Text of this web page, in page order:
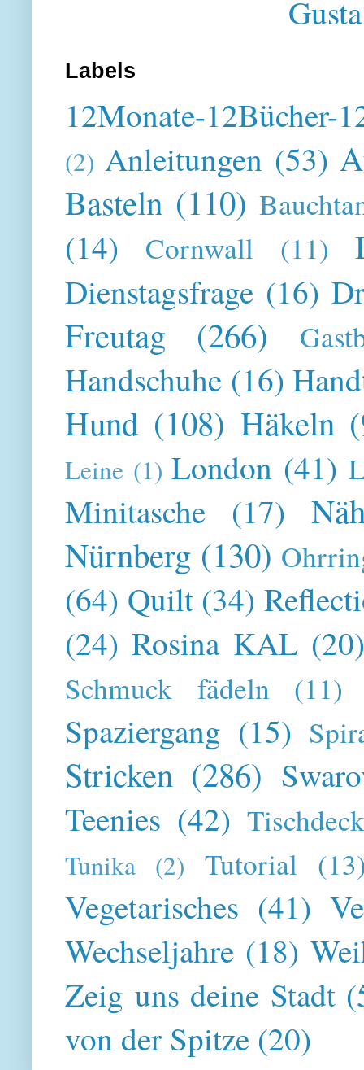
Labels
12Monate-12Bücher-
(2) Anleitungen (53)
Basteln (110)
(14) Cornwall (11)
Dienstagsfrage (16)
Freutag (266)
Handschuhe (16)
Hund (108) Häkeln
Leine (1) London (41)
Minitasche (17)
Nürnberg (130)
(64) Quilt (34)
(24) Rosina KAL
Schmuck fädeln (11)
Spaziergang (15)
Stricken (286)
Teenies (42)
Tunika (2) Tutorial
Vegetarisches (41)
Wechseljahre (18)
Zeig uns deine Stadt
von der Spitze (20)